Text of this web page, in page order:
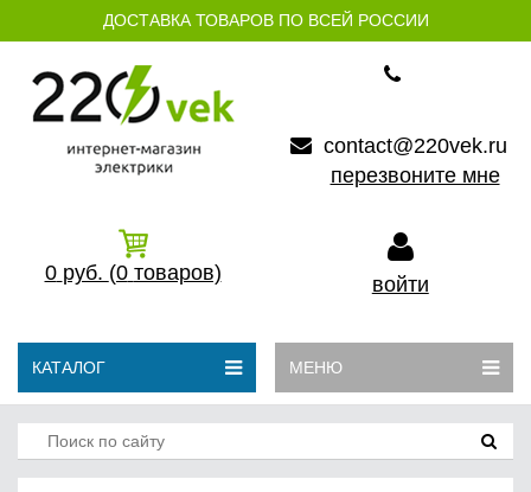
ДОСТАВКА ТОВАРОВ ПО ВСЕЙ РОССИИ
contact@220vek.ru
перезвоните мне
0 руб. (0 товаров) войти
КАТАЛОГ МЕНЮ